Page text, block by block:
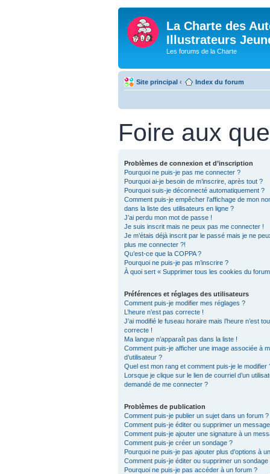
La Charte des
Illustrateurs
Les forums de la Charte
Site principal ‹ Index du forum
Foire aux
Problèmes de connexion et d’inscription
Pourquoi ne puis-je pas me connecter ?
Pourquoi ai-je besoin de m’inscrire, après tout ?
Pourquoi suis-je déconnecté automatiquement ?
Comment puis-je empêcher l’affichage de mon
dans la liste des utilisateurs en ligne ?
J’ai perdu mon mot de passe !
Je suis inscrit mais ne peux pas me connecter !
Je m’étais déjà inscrit par le passé mais je ne
plus me connecter ?!
Qu’est-ce que la COPPA ?
Pourquoi ne puis-je pas m’inscrire ?
À quoi sert « Supprimer tous les cookies du
Préférences et réglages des utilisateurs
Comment puis-je modifier mes réglages ?
L’heure n’est pas correcte !
J’ai modifié le fuseau horaire mais l’heure n’est
correcte !
Ma langue n’apparaît pas dans la liste !
Comment puis-je afficher une image associée à
d’utilisateur ?
Quel est mon rang et comment puis-je le modifier
Lorsque je clique sur le lien de courriel d’un
demandé de me connecter ?
Problèmes de publication
Comment puis-je publier un sujet dans un forum ?
Comment puis-je éditer ou supprimer un
Comment puis-je ajouter une signature à un
Comment puis-je créer un sondage ?
Pourquoi ne puis-je pas ajouter plus d’options à
Comment puis-je éditer ou supprimer un sondage
Pourquoi ne puis-je pas accéder à un forum ?